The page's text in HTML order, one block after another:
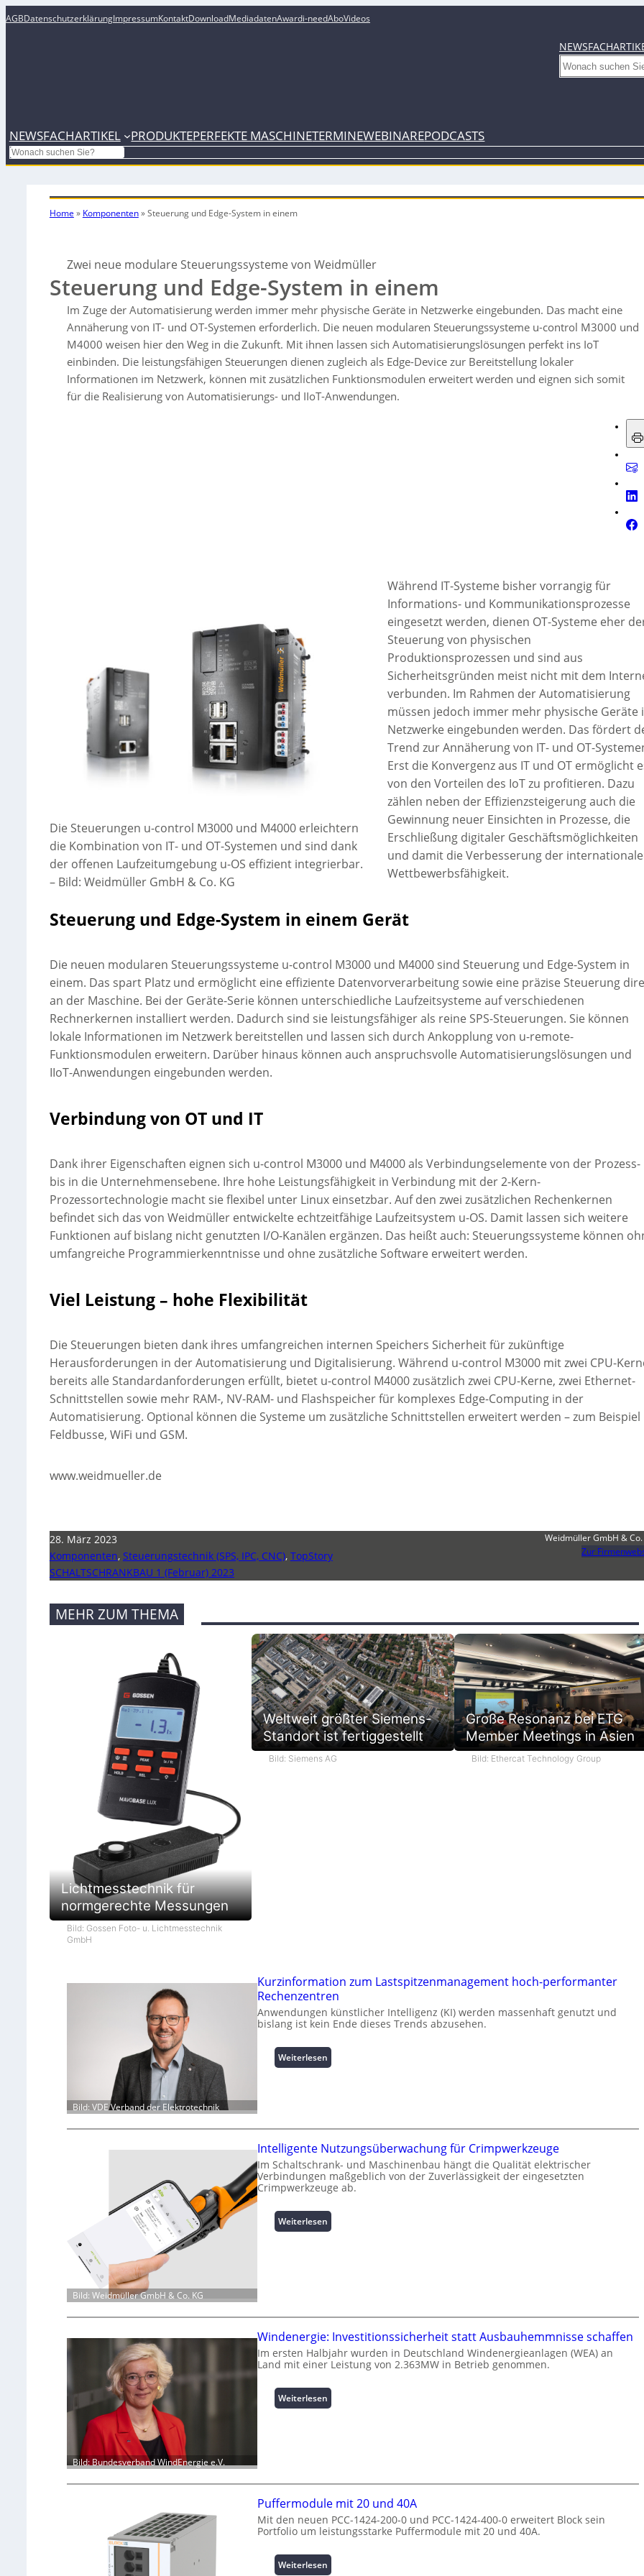
AGBDatenschutzerklärungImpressumKontaktDownloadMediadatenAwardi-needAboVideos
NEWS
Search
NEWSFACHARTIKEL PRODUKTEPERFEKTE MASCHINETERMINEWEBINAREPODCASTS
Search
Home » Komponenten»Steuerung und Edge-System in einem
Zwei neue modulare Steuerungssysteme von Weidmüller
Steuerung und Edge-System in einem
Im Zuge der Automatisierung werden immer mehr physische Geräte in Netzwerke eingebunden. Das macht eine
Annäherung von IT- und OT-Systemen erforderlich. Die neuen modularen Steuerungssysteme u-control M3000 und
M4000 weisen hier den Weg in die Zukunft. Mit ihnen lassen sich Automatisierungslösungen perfekt ins IoT
einbinden. Die leistungsfähigen Steuerungen dienen zugleich als Edge-Device zur Bereitstellung lokaler
Informationen im Netzwerk, können mit zusätzlichen Funktionsmodulen erweitert werden und eignen sich somit
für die Realisierung von Automatisierungs- und IIoT-Anwendungen.
Die Steuerungen u-control M3000 und M4000 erleichtern
die Kombination von IT- und OT-Systemen und sind dank
der offenen Laufzeitumgebung u-OS effizient integrierbar.
– Bild: Weidmüller GmbH & Co. KG
Während IT-Systeme bisher vorrangig für
Informations- und Kommunikationsprozesse
eingesetzt werden, dienen OT-Systeme eher
Steuerung von physischen
Produktionsprozessen und sind aus
Sicherheitsgründen meist nicht mit dem
verbunden. Im Rahmen der Automatisierung
müssen jedoch immer mehr physische Geräte
Netzwerke eingebunden werden. Das fördert
Trend zur Annäherung von IT- und OT-
Erst die Konvergenz aus IT und OT ermöglicht
von den Vorteilen des IoT zu profitieren. Dazu
zählen neben der Effizienzsteigerung auch die
Gewinnung neuer Einsichten in Prozesse, die
Erschließung digitaler Geschäftsmöglichkeiten
und damit die Verbesserung der
Wettbewerbsfähigkeit.
Steuerung und Edge-System in einem Gerät
Die neuen modularen Steuerungssysteme u-control M3000 und M4000 sind Steuerung und Edge-System in
einem. Das spart Platz und ermöglicht eine effiziente Datenvorverarbeitung sowie eine präzise Steuerung
an der Maschine. Bei der Geräte-Serie können unterschiedliche Laufzeitsysteme auf verschiedenen
Rechnerkernen installiert werden. Dadurch sind sie leistungsfähiger als reine SPS-Steuerungen. Sie können
lokale Informationen im Netzwerk bereitstellen und lassen sich durch Ankopplung von u-remote-
Funktionsmodulen erweitern. Darüber hinaus können auch anspruchsvolle Automatisierungslösungen und
IIoT-Anwendungen eingebunden werden.
Verbindung von OT und IT
Dank ihrer Eigenschaften eignen sich u-control M3000 und M4000 als Verbindungselemente von der Prozess-
bis in die Unternehmensebene. Ihre hohe Leistungsfähigkeit in Verbindung mit der 2-Kern-
Prozessortechnologie macht sie flexibel unter Linux einsetzbar. Auf den zwei zusätzlichen Rechenkernen
befindet sich das von Weidmüller entwickelte echtzeitfähige Laufzeitsystem u-OS. Damit lassen sich weitere
Funktionen auf bislang nicht genutzten I/O-Kanälen ergänzen. Das heißt auch: Steuerungssysteme können
umfangreiche Programmierkenntnisse und ohne zusätzliche Software erweitert werden.
Viel Leistung – hohe Flexibilität
Die Steuerungen bieten dank ihres umfangreichen internen Speichers Sicherheit für zukünftige
Herausforderungen in der Automatisierung und Digitalisierung. Während u-control M3000 mit zwei CPU-
bereits alle Standardanforderungen erfüllt, bietet u-control M4000 zusätzlich zwei CPU-Kerne, zwei Ethernet-
Schnittstellen sowie mehr RAM-, NV-RAM- und Flashspeicher für komplexes Edge-Computing in der
Automatisierung. Optional können die Systeme um zusätzliche Schnittstellen erweitert werden – zum Beispiel
Feldbusse, WiFi und GSM.
www.weidmueller.de
28. März 2023
Komponenten, Steuerungstechnik (SPS, IPC, CNC), TopStory
SCHALTSCHRANKBAU 1 (Februar) 2023
Weidmüller GmbH & Co.
Zur
MEHR ZUM THEMA
Lichtmesstechnik für
normgerechte Messungen
Bild: Gossen Foto- u. Lichtmesstechnik
GmbH
Weltweit größter Siemens-
Standort ist fertiggestellt
Bild: Siemens AG
Große Resonanz bei ETG
Member Meetings in Asien
Bild: Ethercat Technology Group
Bild: VDE Verband der Elektrotechnik
Kurzinformation zum Lastspitzenmanagement hoch-performanter
Rechenzentren
Anwendungen künstlicher Intelligenz (KI) werden massenhaft genutzt und
bislang ist kein Ende dieses Trends abzusehen.
Weiterlesen
K
f
o
r
m
i
L
s
t
s
t
a
g
e
Bild: Weidmüller GmbH & Co. KG
Intelligente Nutzungsüberwachung für Crimpwerkzeuge
Im Schaltschrank- und Maschinenbau hängt die Qualität elektrischer
Verbindungen maßgeblich von der Zuverlässigkeit der eingesetzten
Crimpwerkzeuge ab.
Weiterlesen
I
i
e
n
u
ü
b
e
Bild: Bundesverband WindEnergie e.V.
Windenergie: Investitionssicherheit statt Ausbauhemmnisse schaffen
Im ersten Halbjahr wurden in Deutschland Windenergieanlagen (WEA) an
Land mit einer Leistung von 2.363MW in Betrieb genommen.
Weiterlesen
W
r
g
i
Puffermodule mit 20 und 40A
Mit den neuen PCC-1424-200-0 und PCC-1424-400-0 erweitert Block sein
Portfolio um leistungsstarke Puffermodule mit 20 und 40A.
Weiterlesen